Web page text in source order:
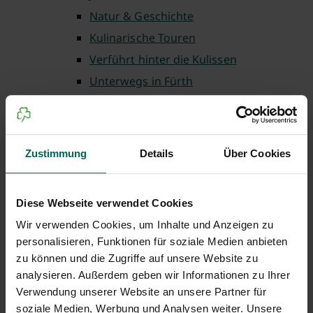
Zustimmung Details Über Cookies
Diese Webseite verwendet Cookies
Wir verwenden Cookies, um Inhalte und Anzeigen zu
personalisieren, Funktionen für soziale Medien anbieten
zu können und die Zugriffe auf unsere Website zu
analysieren. Außerdem geben wir Informationen zu Ihrer
Verwendung unserer Website an unsere Partner für
soziale Medien, Werbung und Analysen weiter. Unsere
Natur & Geschichte
Kulinarische Touren
Verführt hinter die Kulissen
Unterwegs in Fürth
Fürth für Familien
Weltgästeführertag
Lauschtour Fürth
Wo ist Gustav
Weitere buchbare Führungen
Gruppenbuchung